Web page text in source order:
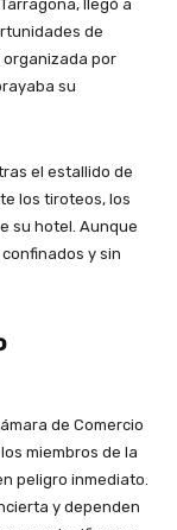
llegó a
de
organizada por
su
el estallido de
los tiroteos, los
su hotel. Aunque
y sin
de Comercio
miembros de la
peligro inmediato.
y dependen